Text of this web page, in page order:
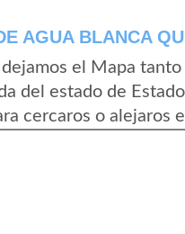
AGUA BLANCA
el Mapa
del estado de
cercaros o alejaros